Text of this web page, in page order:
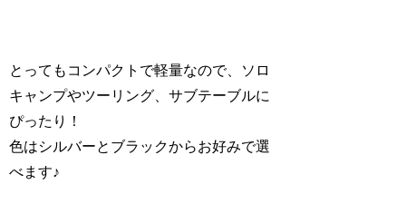
とってもコンパクトで軽量なので、ソロ
キャンプやツーリング、サブテーブルに
ぴったり！
色はシルバーとブラックからお好みで選
べます♪